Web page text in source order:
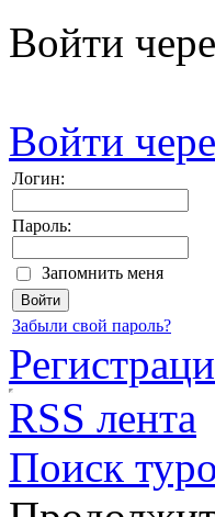
Войти
Войти
Логин:
Пароль:
Запомнить меня
Забыли свой пароль?
RSS лента
Поиск